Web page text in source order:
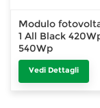
Modulo
1 All Black
540Wp
Vedi Dettagli